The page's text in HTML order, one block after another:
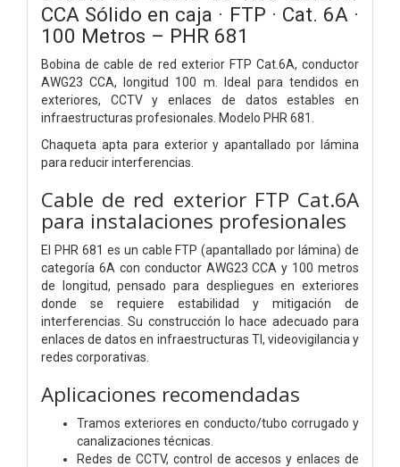
CCA Sólido en caja · FTP · Cat. 6A ·
100 Metros – PHR 681
Bobina de cable de red exterior FTP Cat.6A, conductor
AWG23 CCA, longitud 100 m. Ideal para tendidos en
exteriores, CCTV y enlaces de datos estables en
infraestructuras profesionales. Modelo PHR 681.
Chaqueta apta para exterior y apantallado por lámina
para reducir interferencias.
Cable de red exterior FTP Cat.6A
para instalaciones profesionales
El PHR 681 es un cable FTP (apantallado por lámina) de
categoría 6A con conductor AWG23 CCA y 100 metros
de longitud, pensado para despliegues en exteriores
donde se requiere estabilidad y mitigación de
interferencias. Su construcción lo hace adecuado para
enlaces de datos en infraestructuras TI, videovigilancia y
redes corporativas.
Aplicaciones recomendadas
Tramos exteriores en conducto/tubo corrugado y
canalizaciones técnicas.
Redes de CCTV, control de accesos y enlaces de